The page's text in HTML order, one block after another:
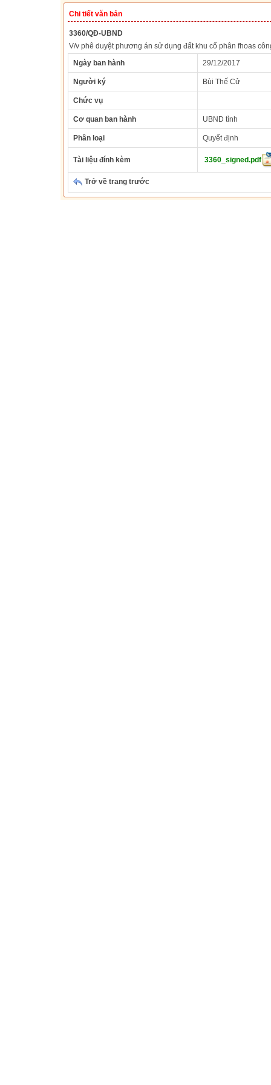
Chi tiết văn bản
3360/QĐ-UBND
V/v phê duyệt phương án sử dụng đất khu cổ phân fhoas
Ngày ban hành
29/12/2017
Người ký Bùi Thế Cử
Chức vụ
Cơ quan ban hành UBND tỉnh
Phân loại Quyết định
Tài liệu đính kèm 3360_signed.pdf
Trở về trang trước